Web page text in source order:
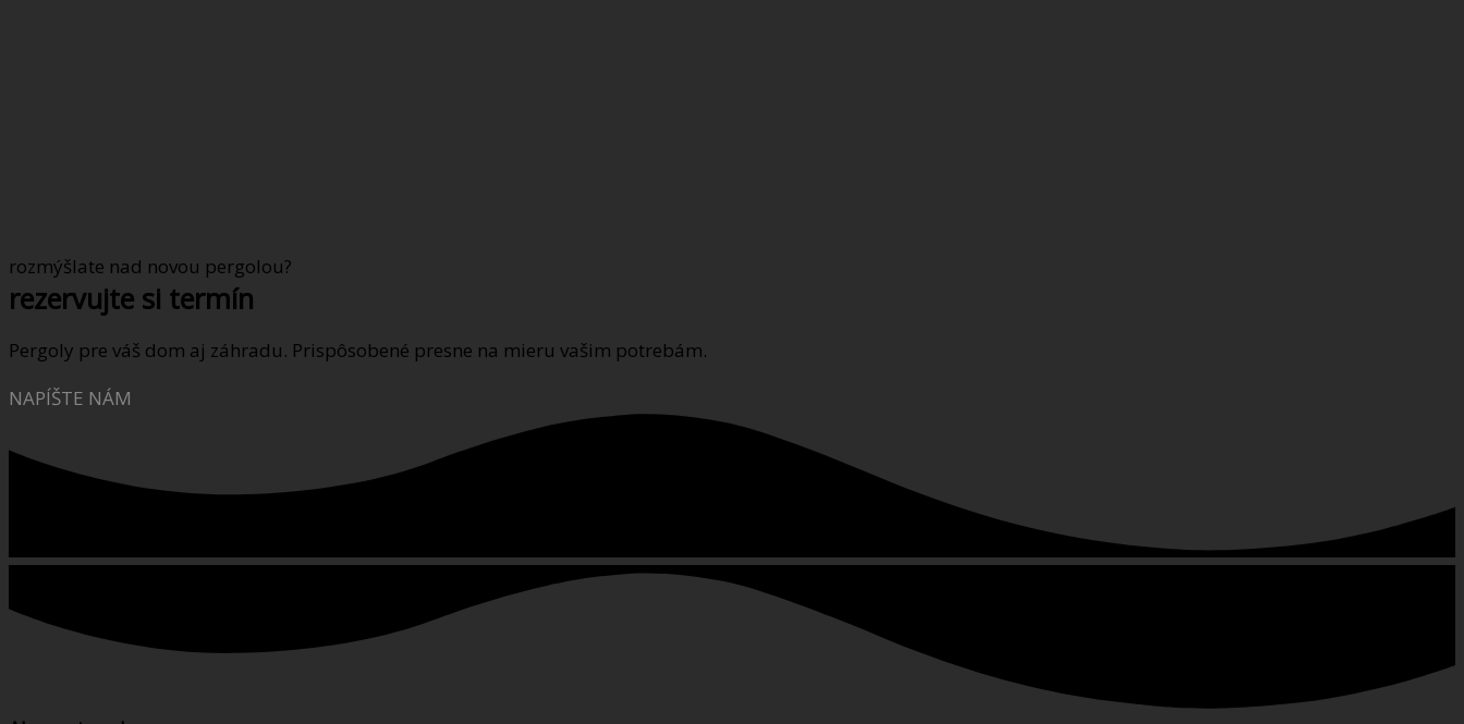
rozmýšlate nad novou pergolou?
rezervujte si termín
Pergoly pre váš dom aj záhradu. Prispôsobené presne na mieru vašim potrebám.
NAPÍŠTE NÁM